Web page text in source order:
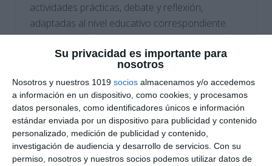
Su privacidad es importante para
nosotros
Nosotros y nuestros 1019 socios almacenamos y/o accedemos
a información en un dispositivo, como cookies, y procesamos
datos personales, como identificadores únicos e información
estándar enviada por un dispositivo para publicidad y contenido
personalizado, medición de publicidad y contenido,
investigación de audiencia y desarrollo de servicios. Con su
permiso, nosotros y nuestros socios podemos utilizar datos de
actividades prácticas, debate y reflexión,
adaptadas al nivel educativo correspondiente.
Cómo utilizar este material
Cada lectura incluye su propiaficha de
comprensión lectora, con actividades de
comprensión literal e inferencial, vocabulario
específico, propuestas artísticas y reflexiones
éticas.
Estas lecturas pueden trabajarse tanto desde el